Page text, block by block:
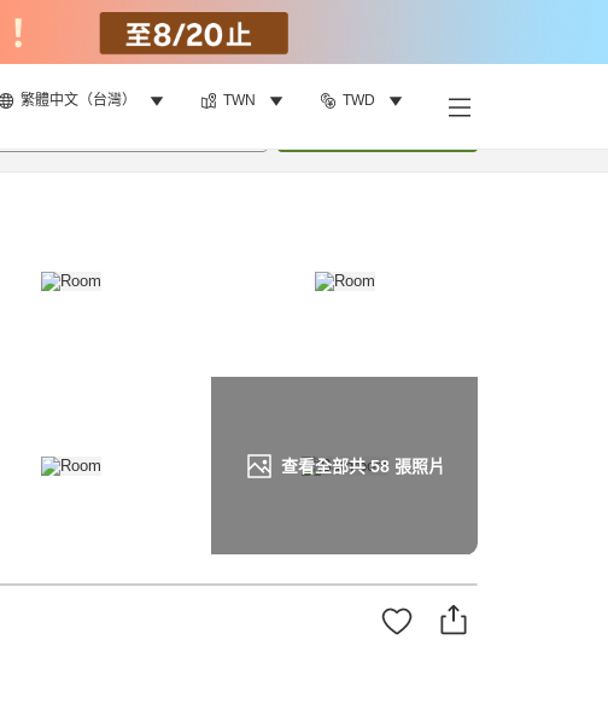
繁體中文（台灣） TWN TWD
查看全部共58張照片